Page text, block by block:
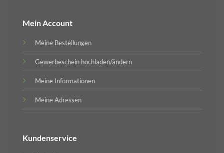
Mein Account
Meine Bestellungen
Gewerbeschein hochladen/ändern
Meine Informationen
Meine Adressen
Kundenservice